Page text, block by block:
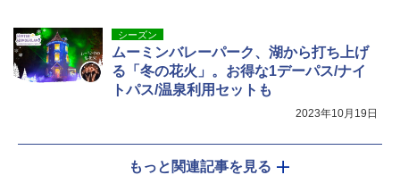
シーズン
ムーミンバレーパーク、湖から打ち上げ
る「冬の花火」。お得な1デーパス/ナイ
トパス/温泉利用セットも
2023年10月19日
もっと関連記事を見る